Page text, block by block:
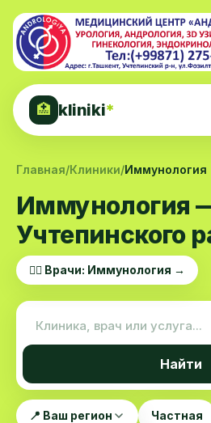
🏥 kliniki*
Главная/Клиники/Иммунология
Иммунология
Учтепинского
👨‍⚕️ Врачи: Иммунология →
Найти
📍 Ваш регион Частная